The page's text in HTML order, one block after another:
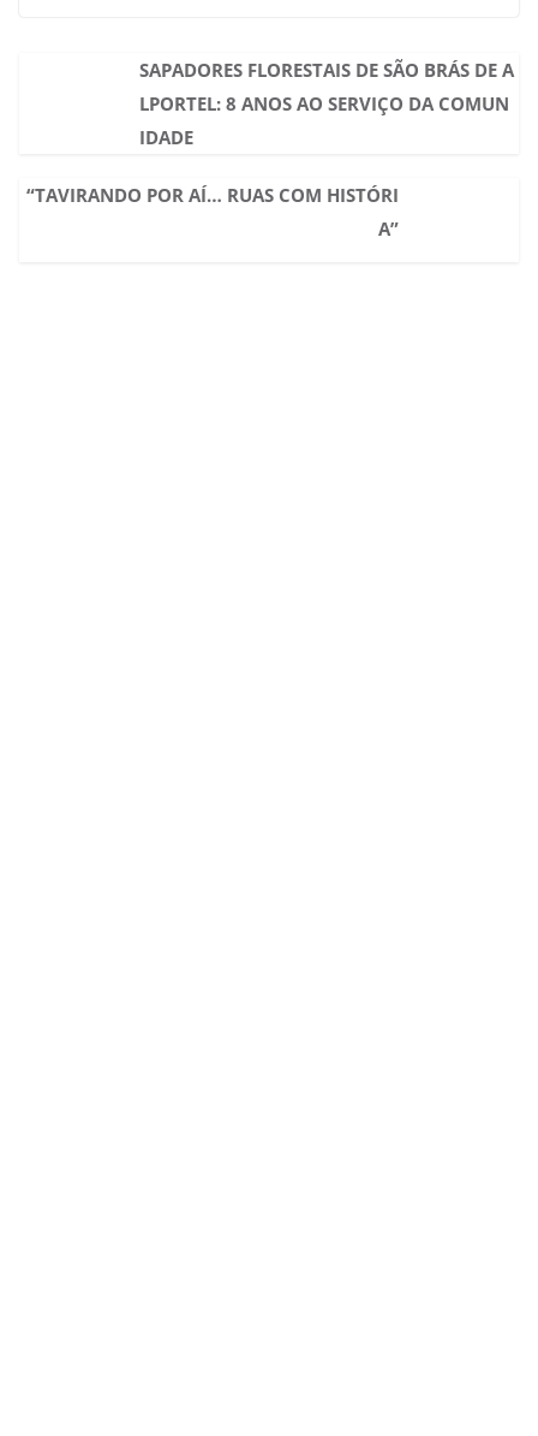
SAPADORES FLORESTAIS DE SÃO BRÁS DE A
LPORTEL: 8 ANOS AO SERVIÇO DA COMUN
IDADE
“TAVIRANDO POR AÍ… RUAS COM HISTÓRI
A”